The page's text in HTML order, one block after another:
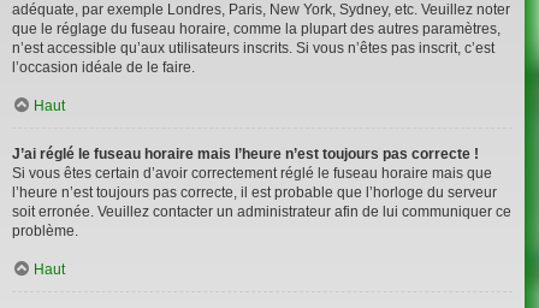
adéquate, par exemple Londres, Paris, New York, Sydney, etc. Veuillez noter
que le réglage du fuseau horaire, comme la plupart des autres paramètres,
n’est accessible qu’aux utilisateurs inscrits. Si vous n’êtes pas inscrit, c’est
l’occasion idéale de le faire.
Haut
J’ai réglé le fuseau horaire mais l’heure n’est toujours pas correcte !
Si vous êtes certain d’avoir correctement réglé le fuseau horaire mais que
l’heure n’est toujours pas correcte, il est probable que l’horloge du serveur
soit erronée. Veuillez contacter un administrateur afin de lui communiquer ce
problème.
Haut